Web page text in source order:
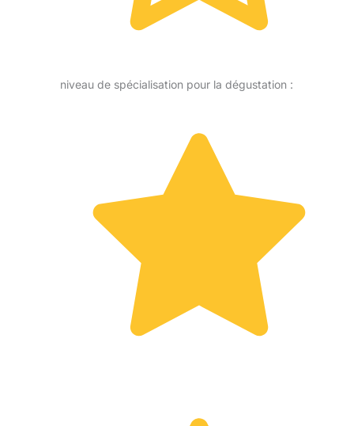
niveau de spécialisation pour la dégustation :